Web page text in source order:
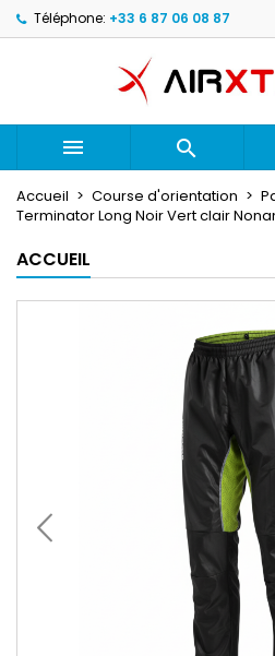
Téléphone: +33 6 87 06 08 87
 
Accueil Course d'orientation
Terminator Long Noir Vert clair
ACCUEIL
Mes listes d'envies
Créer une nouvelle liste
Créer une liste
Nom de la liste d'envies
Annuler
Connexion
Vous devez être connecté